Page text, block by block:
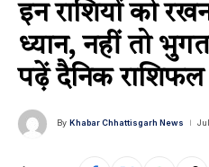
इन राशियों को
ध्यान, नहीं तो
पढ़ें दैनिक राशिफल
By Khabar Chhattisgarh News